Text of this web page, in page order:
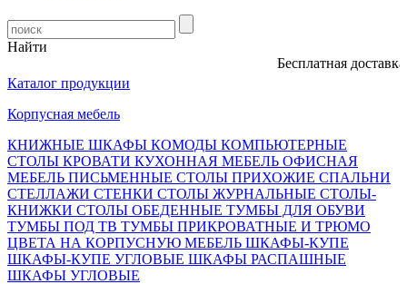
Найти
Бесплатная доставка,
Каталог продукции
Корпусная мебель
КНИЖНЫЕ ШКАФЫ КОМОДЫ КОМПЬЮТЕРНЫЕ
СТОЛЫ КРОВАТИ КУХОННАЯ МЕБЕЛЬ ОФИСНАЯ
МЕБЕЛЬ ПИСЬМЕННЫЕ СТОЛЫ ПРИХОЖИЕ СПАЛЬНИ
СТЕЛЛАЖИ СТЕНКИ СТОЛЫ ЖУРНАЛЬНЫЕ СТОЛЫ-
КНИЖКИ СТОЛЫ ОБЕДЕННЫЕ ТУМБЫ ДЛЯ ОБУВИ
ТУМБЫ ПОД ТВ ТУМБЫ ПРИКРОВАТНЫЕ И ТРЮМО
ЦВЕТА НА КОРПУСНУЮ МЕБЕЛЬ ШКАФЫ-КУПЕ
ШКАФЫ-КУПЕ УГЛОВЫЕ ШКАФЫ РАСПАШНЫЕ
ШКАФЫ УГЛОВЫЕ